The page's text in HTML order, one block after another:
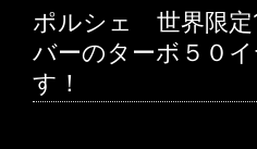
ポルシェ 世界限
バーのターボ５０
す！